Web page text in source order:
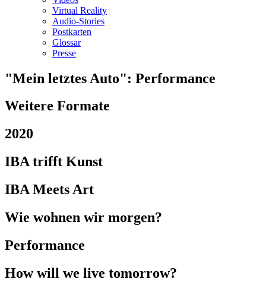
Virtual Reality
Audio-Stories
Postkarten
Glossar
Presse
"Mein letztes Auto": Performance
Weitere Formate
2020
IBA trifft Kunst
IBA Meets Art
Wie wohnen wir morgen?
Performance
How will we live tomorrow?